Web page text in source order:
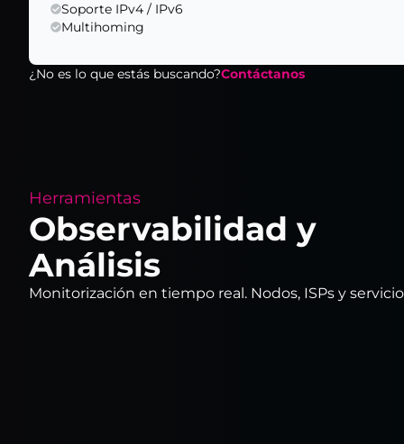
Soporte IPv4 / IPv6
Multihoming
¿No es lo que estás buscando?Contáctanos
Herramientas
Observabilidad y
Análisis
Monitorización en tiempo real. Nodos, ISPs y